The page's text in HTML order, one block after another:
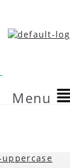
Menu